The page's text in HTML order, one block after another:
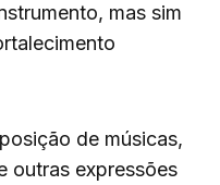
mas sim
de músicas,
outras expressões